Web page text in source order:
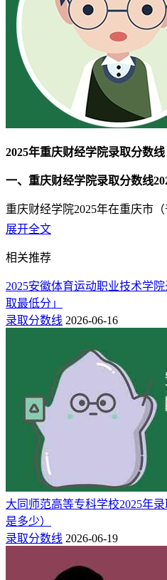
2025年重庆财经学院录取分数线
一、重庆财经学院录取分数线
重庆财经学院2025年在重庆市
为：物理类425分、历史类465分
二、重庆财经学院录取分数线
1、在河北省（普通类本科）最
历史类519分。
2、在新疆（普通类本二）最低
3、在海南省（普通类本科）
4、在天津市（普通类本科B）
分。
5、在浙江省（普通类2段）最
三、重庆财经学院2025年录取
包含2025年重庆财经学院在各
省控线等。
浙江（2段）
综合类
展开全文
相关推荐
2025安徽体育运动职业技术学
取最低分」
录取分数线 2026-06-16
大同师范高等专科学校2025年
是多少）
录取分数线 2026-06-19